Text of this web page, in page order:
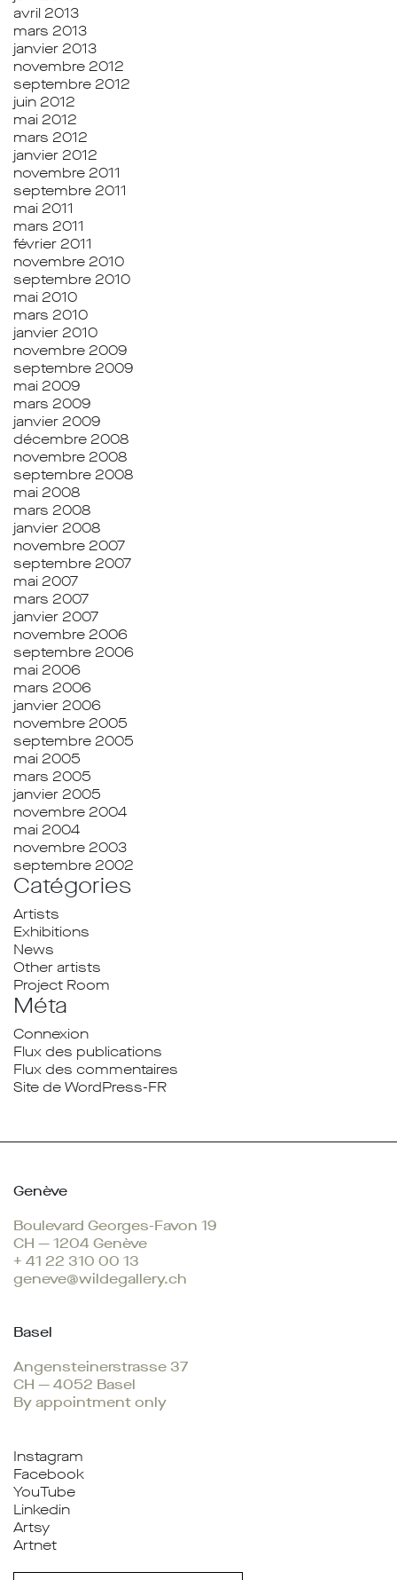
avril 2013
mars 2013
janvier 2013
novembre 2012
septembre 2012
juin 2012
mai 2012
mars 2012
janvier 2012
novembre 2011
septembre 2011
mai 2011
mars 2011
février 2011
novembre 2010
septembre 2010
mai 2010
mars 2010
janvier 2010
novembre 2009
septembre 2009
mai 2009
mars 2009
janvier 2009
décembre 2008
novembre 2008
septembre 2008
mai 2008
mars 2008
janvier 2008
novembre 2007
septembre 2007
mai 2007
mars 2007
janvier 2007
novembre 2006
septembre 2006
mai 2006
mars 2006
janvier 2006
novembre 2005
septembre 2005
mai 2005
mars 2005
janvier 2005
novembre 2004
mai 2004
novembre 2003
septembre 2002
Catégories
Artists
Exhibitions
News
Other artists
Project Room
Méta
Connexion
Flux des publications
Flux des commentaires
Site de WordPress-FR
Genève
Boulevard Georges-Favon 19
CH — 1204 Genève
+ 41 22 310 00 13
geneve@wildegallery.ch
Basel
Angensteinerstrasse 37
CH — 4052 Basel
By appointment only
Instagram
Facebook
YouTube
Linkedin
Artsy
Artnet